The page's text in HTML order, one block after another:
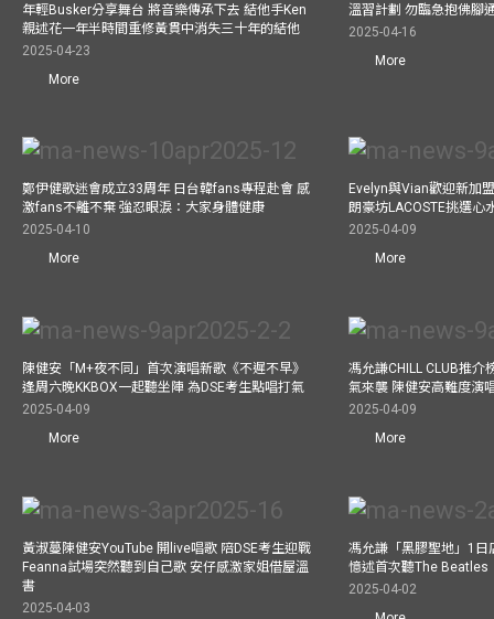
年輕Busker分享舞台 將音樂傳承下去 結他手Ken
親述花一年半時間重修黃貫中消失三十年的結他
2025-04-23
More
溫習計劃 勿臨急抱佛腳
2025-04-16
More
鄭伊健歌迷會成立33周年 日台韓fans專程赴會 感
激fans不離不棄 強忍眼淚：大家身體健康
2025-04-10
More
Evelyn與Vian歡迎新加
朗豪坊LACOSTE挑選心
2025-04-09
More
陳健安「M+夜不同」首次演唱新歌《不遲不早》
逢周六晚KKBOX一起聽坐陣 為DSE考生點唱打氣
2025-04-09
More
馮允謙CHILL CLUB推介
氣來襲 陳健安高難度演
2025-04-09
More
黃淑蔓陳健安YouTube 開live唱歌 陪DSE考生迎戰
Feanna試場突然聽到自己歌 安仔感激家姐借屋溫
書
2025-04-03
馮允謙「黑膠聖地」1日
憶述首次聽The Beatles
2025-04-02